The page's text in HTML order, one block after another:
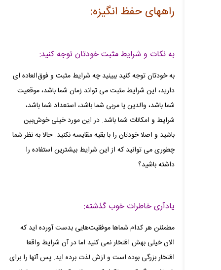
راههای حفظ انگیزه:
به نکات و شرایط مثبت خودتان توجه کنید:
به خودتان توجه کنید ببینید چه شرایط مثبت و فوق‌العاده‌ ای
دارید، این شرایط مثبت می‌ تواند زمان شما باشد، موقعیت
شما باشد، والدین یا مربی شما باشد، استعداد شما باشد،
شرایط و امکانات شما باشد. در این مورد خیلی خوش‌بین
باشید و اصلا خودتان را با بقیه مقایسه نکنید. حالا به نظر شما
چطوری می‌ توانید که از این شرایط بیشترین استفاده را
داشته باشید؟
یادآری خاطرات خوب گذشته:
مطمئنن هر کدام شماها موفقیت‌هایی بدست آورده اید که
الان خیلی بهش افتخار نمی‌ کنید اما در آن شرایط واقعا
افتخار بزرگی بوده است و ازش لذت برده‌ اید. پس آنها را برای